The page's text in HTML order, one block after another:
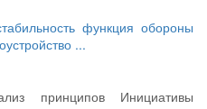
функция обороны
...
принципов Инициативы